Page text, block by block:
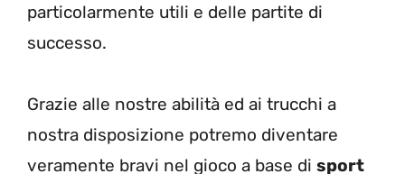
particolarmente utili e delle partite di
successo.
Grazie alle nostre abilità ed ai trucchi a
nostra disposizione potremo diventare
veramente bravi nel gioco a base di sport